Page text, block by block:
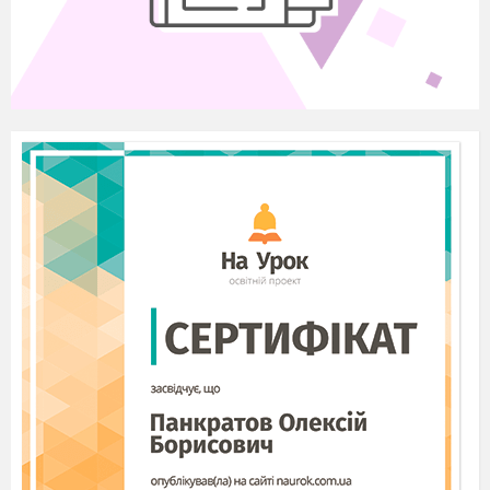
Супроводжується демонстрацією карти.)
2. Господарство, побут і духовне життя
Учні об'єднуються в чотири групи, кожна з
яких одержує картку із завданням, що містить
тему повідомлення і план, за яким його
необхідно підготувати з допомогою
підручника. Для виконання завдання,
надається 8—10 хвилин, після чого групи
представляють результат своєї роботи.
Картка
1. Місця проживання трипільців.
1)Ким і коли була відкрита трипільська
археологічна культура?
2)Де виявлені сліди трипільської культури